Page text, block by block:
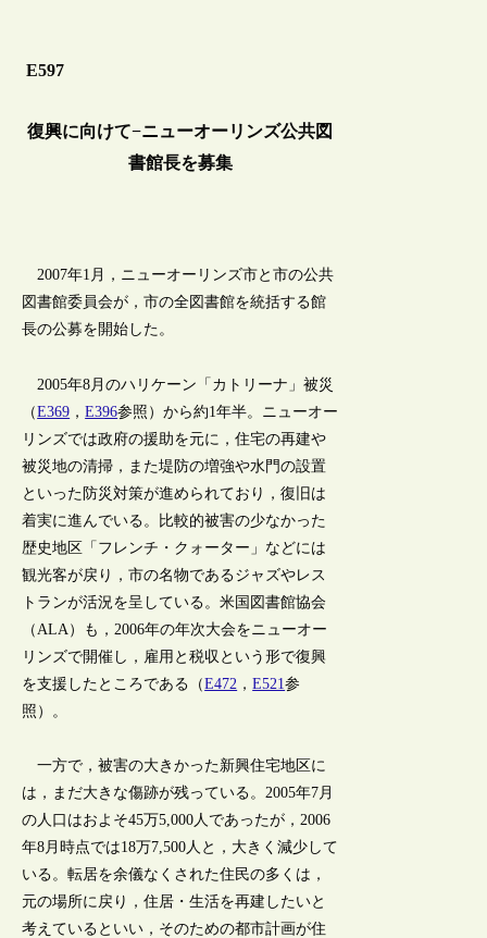
E597
復興に向けて−ニューオーリンズ公共図
書館長を募集
2007年1月，ニューオーリンズ市と市の公共
図書館委員会が，市の全図書館を統括する館
長の公募を開始した。
2005年8月のハリケーン「カトリーナ」被災
（E369 ，E396参照）から約1年半。ニューオー
リンズでは政府の援助を元に，住宅の再建や
被災地の清掃，また堤防の増強や水門の設置
といった防災対策が進められており，復旧は
着実に進んでいる。比較的被害の少なかった
歴史地区「フレンチ・クォーター」などには
観光客が戻り，市の名物であるジャズやレス
トランが活況を呈している。米国図書館協会
（ALA）も，2006年の年次大会をニューオー
リンズで開催し，雇用と税収という形で復興
を支援したところである（E472 ，E521参
照）。
一方で，被害の大きかった新興住宅地区に
は，まだ大きな傷跡が残っている。2005年7月
の人口はおよそ45万5,000人であったが，2006
年8月時点では18万7,500人と，大きく減少して
いる。転居を余儀なくされた住民の多くは，
元の場所に戻り，住居・生活を再建したいと
考えているといい，そのための都市計画が住